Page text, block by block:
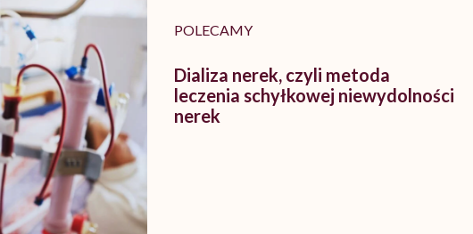
POLECAMY
Dializa nerek, czyli metoda
leczenia schyłkowej niewydolności
nerek